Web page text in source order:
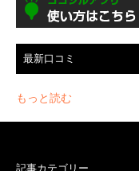
最新口コミ
もっと読む
記事カテゴリー